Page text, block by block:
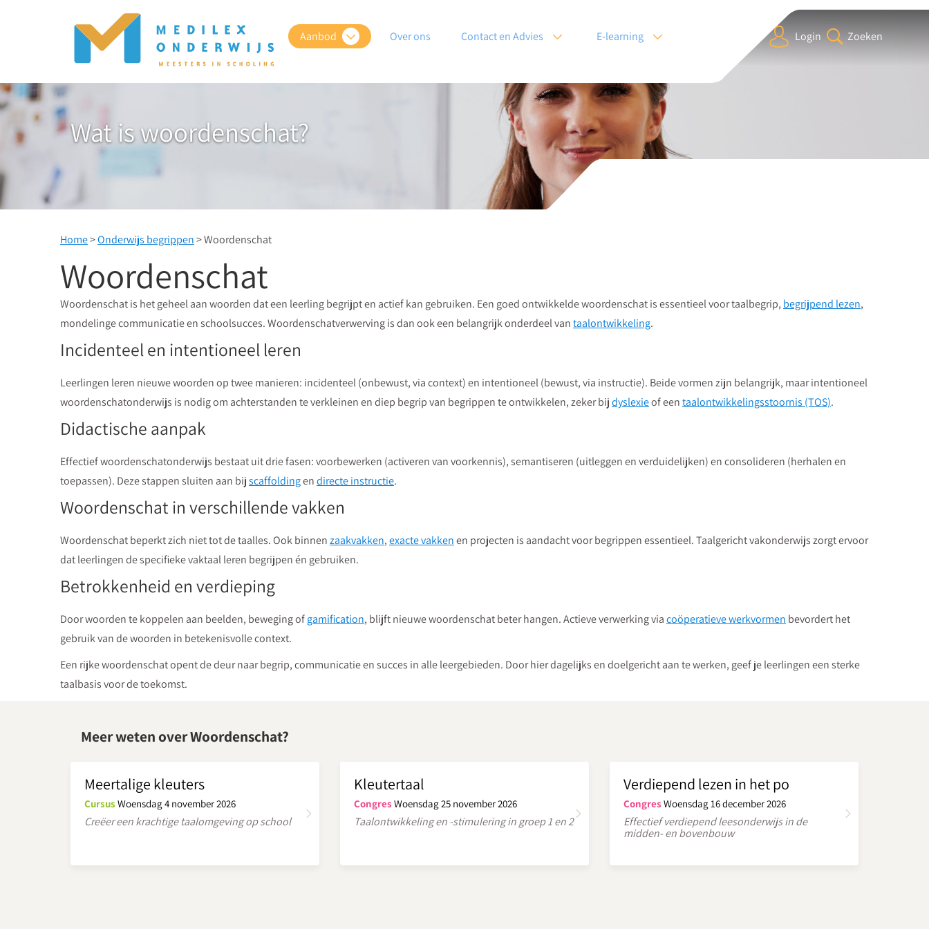
Aanbod Over ons Contact en Advies E-learning Login Zoeken
Wat is woordenschat?
Home>Onderwijs begrippen> Woordenschat
Woordenschat
Woordenschat is het geheel aan woorden dat een leerling begrijpt en actief kan gebruiken. Een goed ontwikkelde woordenschat is essentieel voor taalbegrip, begrijpend lezen,
mondelinge communicatie en schoolsucces. Woordenschatverwerving is dan ook een belangrijk onderdeel vantaalontwikkeling.
Incidenteel en intentioneel leren
Leerlingen leren nieuwe woorden op twee manieren: incidenteel (onbewust, via context) en intentioneel (bewust, via instructie). Beide vormen zijn belangrijk, maar intentioneel
woordenschatonderwijs is nodig om achterstanden te verkleinen en diep begrip van begrippen te ontwikkelen, zeker bijdyslexieof eentaalontwikkelingsstoornis (TOS).
Didactische aanpak
Effectief woordenschatonderwijs bestaat uit drie fasen: voorbewerken (activeren van voorkennis), semantiseren (uitleggen en verduidelijken) en consolideren (herhalen en
toepassen). Deze stappen sluiten aan bijscaffoldingendirecte instructie.
Woordenschat in verschillende vakken
Woordenschat beperkt zich niet tot de taalles. Ook binnenzaakvakken,exacte vakkenen projecten is aandacht voor begrippen essentieel. Taalgericht vakonderwijs zorgt ervoor
dat leerlingen de specifieke vaktaal leren begrijpen én gebruiken.
Betrokkenheid en verdieping
Door woorden te koppelen aan beelden, beweging ofgamification, blijft nieuwe woordenschat beter hangen. Actieve verwerking viacoöperatieve werkvormen bevordert het
gebruik van de woorden in betekenisvolle context.
Een rijke woordenschat opent de deur naar begrip, communicatie en succes in alle leergebieden. Door hier dagelijks en doelgericht aan te werken, geef je leerlingen een sterke
taalbasis voor de toekomst.
Meer weten over Woordenschat?
Meertalige kleuters
CursusWoensdag 4 november 2026
Creëer een krachtige taalomgeving op school
Kleutertaal
Congres Woensdag 25 november 2026
Taalontwikkeling en -stimulering in groep 1 en 2
Verdiepend lezen in het po
Congres Woensdag 16 december 2026
Effectief verdiepend leesonderwijs in de
midden- en bovenbouw